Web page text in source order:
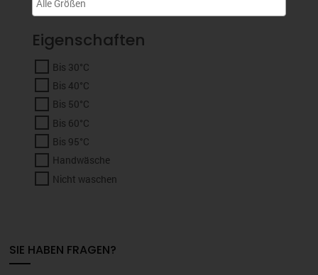
Eigenschaften
Bis 30°C
Bis 40°C
Bis 50°C
Bis 60°C
Bis 95°C
Handwäsche
Nicht waschen
SIE HABEN FRAGEN?